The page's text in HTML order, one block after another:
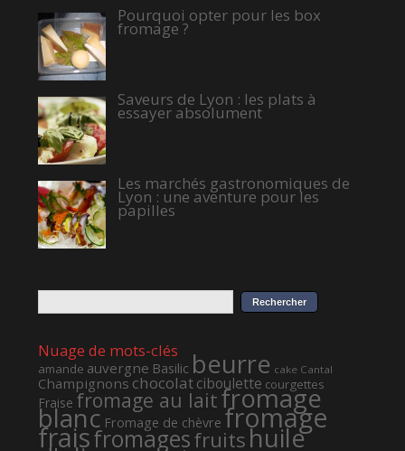
Pourquoi opter pour les box
fromage ?
Saveurs de Lyon : les plats à
essayer absolument
Les marchés gastronomiques de
Lyon : une aventure pour les
papilles
Nuage de mots-clés
amande auvergne Basilic beurre cake Cantal
Champignonschocolatciboulette courgettes
Fraise fromage au laitfromage
blanc Fromage de chèvre fromage
fraisfromagesfruitshuile